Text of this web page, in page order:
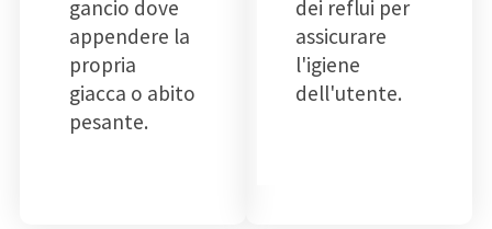
gancio dove
appendere la
propria
giacca o abito
pesante.
dei reflui per
assicurare
l'igiene
dell'utente.